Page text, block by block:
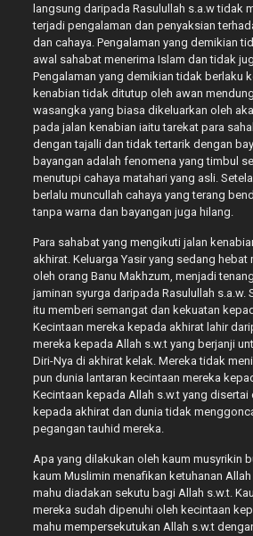
langsung daripada Rasulullah s.a.w tidak
terjadi pengalaman dan penyaksian
dan cahaya. Pengalaman yang demikian
awal sahabat menerima Islam dan tidak
Pengalaman yang demikian tidak berlaku
kenabian tidak ditutup oleh awan
wasangka yang biasa dikeluarkan oleh
pada jalan kenabian iaitu tarekat para
dengan tajalli dan tidak tertarik dengan
bayangan adalah fenomena yang timbul
menutupi cahaya matahari yang asli.
berlalu muncullah cahaya yang terang
tanpa warna dan bayangan juga hilang.
Para sahabat yang mengikuti jalan
akhirat. Keluarga Yasir yang sedang
oleh orang Banu Makhzum, menjadi
jaminan syurga daripada Rasulullah s.a.w.
itu memberi semangat dan kekuatan
Kecintaan mereka kepada akhirat lahir
mereka kepada Allah s.w.t yang berjanji
Diri-Nya di akhirat kelak. Mereka tidak
pun dunia lantaran kecintaan mereka
Kecintaan kepada Allah s.w.t yang disertai
kepada akhirat dan dunia tidak
pegangan tauhid mereka.
Apa yang dilakukan oleh kaum musyrikin
kaum Muslimin menafikan ketuhanan
mahu diadakan sekutu bagi Allah s.w.t.
mereka sudah dipenuhi oleh kecintaan
mahu mempersekutukan Allah s.w.t